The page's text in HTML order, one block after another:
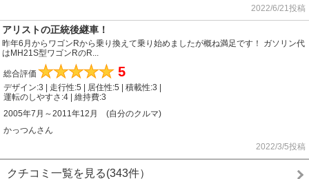
2022/6/21投稿
アリストの正統後継車！
昨年6月からワゴンRから乗り換えて乗り始めましたが概ね満足です！ ガソリン代
はMH21S型ワゴンRのR...
総合評価 ★★★★★ 5
デザイン:3 | 走行性:5 | 居住性:5 | 積載性:3 |
運転のしやすさ:4 | 維持費:3
2005年7月～2011年12月 (自分のクルマ)
かっつんさん
2022/3/5投稿
クチコミ一覧を見る(343件）